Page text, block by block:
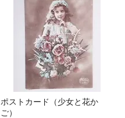
ポストカード（少女と花か
ご）